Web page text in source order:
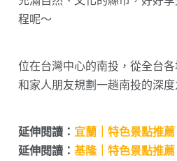
程呢～
位在台灣中心的南投，從全台
和家人朋友規劃一趟南投的深度
延伸閱讀： 宜蘭｜特色景點推薦
延伸閱讀：基隆｜特色景點推薦